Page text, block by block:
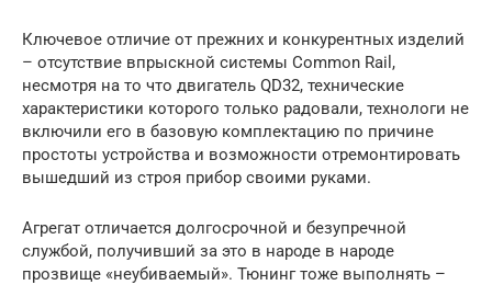
Ключевое отличие от прежних и конкурентных изделий
– отсутствие впрыскной системы Common Rail,
несмотря на то что двигатель QD32, технические
характеристики которого только радовали, технологи не
включили его в базовую комплектацию по причине
простоты устройства и возможности отремонтировать
вышедший из строя прибор своими руками.
Агрегат отличается долгосрочной и безупречной
службой, получивший за это в народе в народе
прозвище «неубиваемый». Тюнинг тоже выполнять –